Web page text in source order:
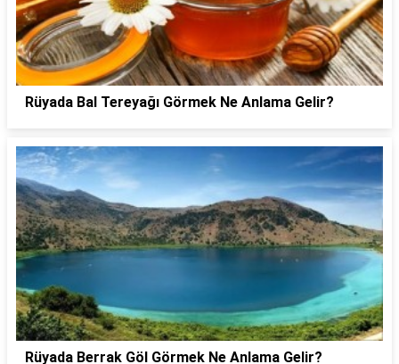
Rüyada Bal Tereyağı Görmek Ne Anlama Gelir?
Rüyada Berrak Göl Görmek Ne Anlama Gelir?